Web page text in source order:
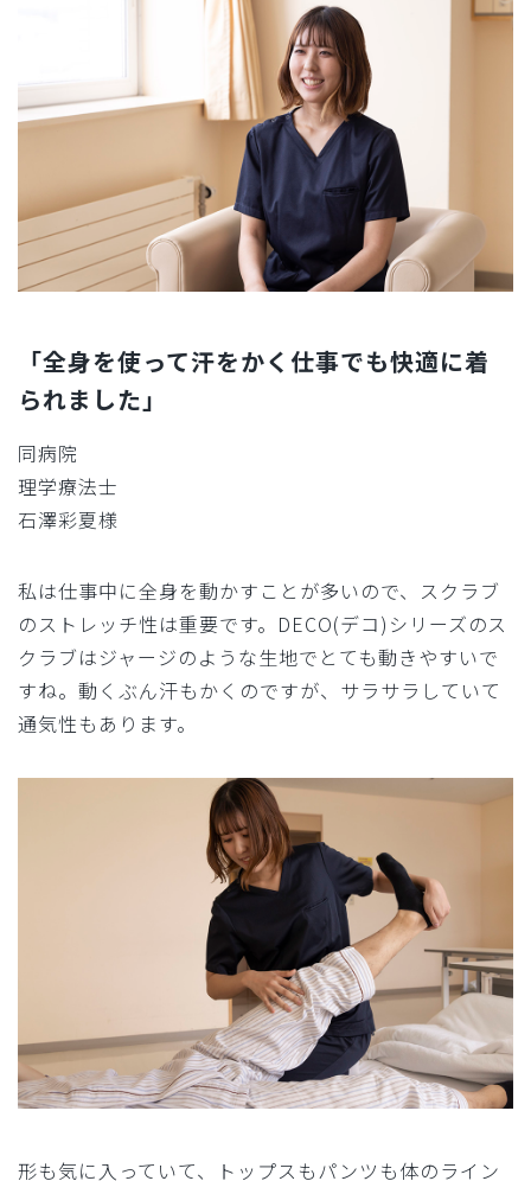
「全身を使って汗をかく仕事でも快適に着
られました」
同病院
理学療法士
石澤彩夏様
私は仕事中に全身を動かすことが多いので、スクラブ
のストレッチ性は重要です。DECO(デコ)シリーズのス
クラブはジャージのような生地でとても動きやすいで
すね。動くぶん汗もかくのですが、サラサラしていて
通気性もあります。
形も気に入っていて、トップスもパンツも体のライン